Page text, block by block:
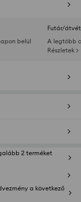
belül
Futár/
A legtöbb
Részletek >
2 terméket
a következő